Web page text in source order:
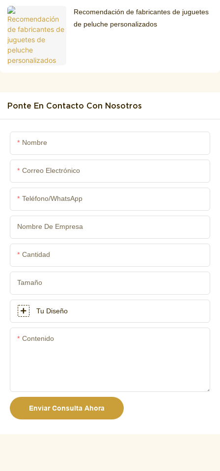
Recomendación de fabricantes de juguetes
de peluche personalizados
Ponte En Contacto Con Nosotros
Nombre
Correo Electrónico
Teléfono/WhatsApp
Nombre De Empresa
Cantidad
Tamaño
Tu Diseño
Contenido
Enviar Consulta Ahora